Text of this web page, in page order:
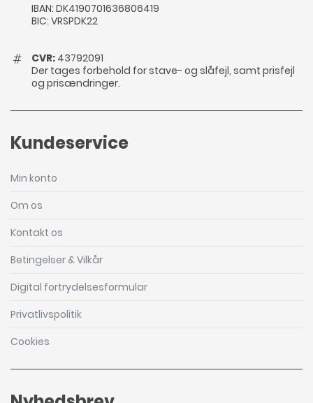
IBAN: DK4190701636806419
BIC: VRSPDK22
CVR: 43792091
Der tages forbehold for stave- og slåfejl, samt prisfejl
og prisændringer.
Kundeservice
Min konto
Om os
Kontakt os
Betingelser & Vilkår
Digital fortrydelsesformular
Privatlivspolitik
Cookies